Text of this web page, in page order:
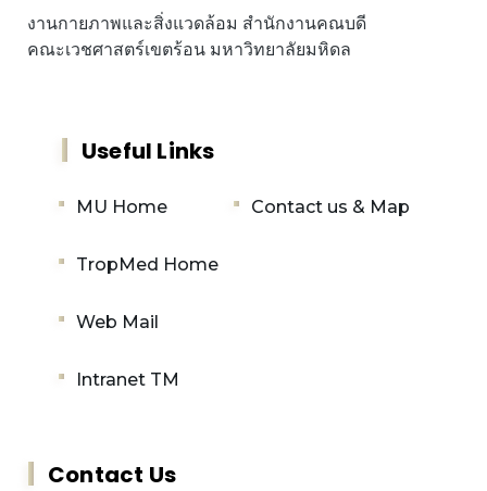
งานกายภาพและสิ่งแวดล้อม สำนักงานคณบดี
คณะเวชศาสตร์เขตร้อน มหาวิทยาลัยมหิดล
Useful Links
MU Home
TropMed Home
Web Mail
Intranet TM
Contact us & Map
Contact Us